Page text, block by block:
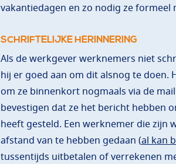
vakantiedagen en zo nodig ze
SCHRIFTELIJKE HERINNERING
Als de werkgever werknemers niet
hij er goed aan om dit alsnog te doen.
om ze binnenkort nogmaals via de
bevestigen dat ze het bericht hebben
heeft gesteld. Een werknemer die
afstand van te hebben gedaan (al kan
tussentijds uitbetalen of verrekenen